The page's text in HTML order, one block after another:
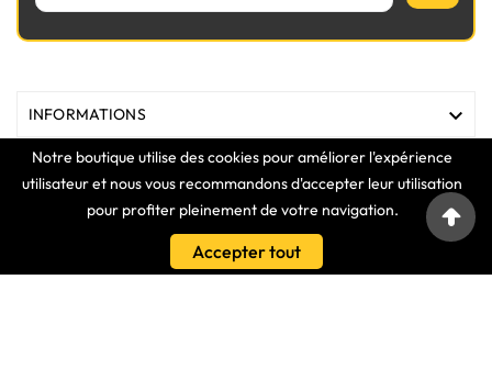
Notre boutique utilise des cookies pour améliorer l'expérience
utilisateur et nous vous recommandons d'accepter leur utilisation
pour profiter pleinement de votre navigation.
Accepter tout
INFORMATIONS 

